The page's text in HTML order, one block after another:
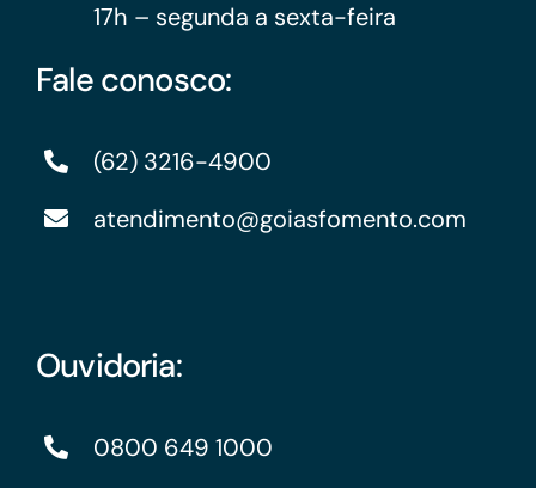
17h – segunda a sexta-feira
Fale conosco:
(62) 3216-4900
atendimento@goiasfomento.com
Ouvidoria:
0800 649 1000